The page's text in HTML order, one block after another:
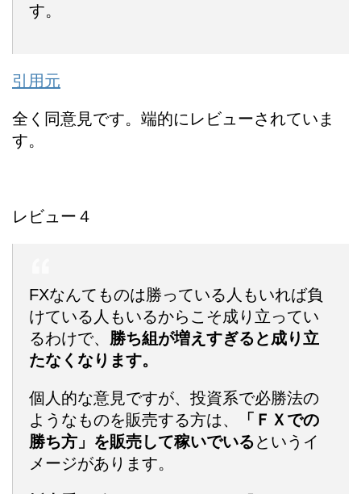
す。
引用元
全く同意見です。端的にレビューされていま
す。
レビュー４
FXなんてものは勝っている人もいれば負
けている人もいるからこそ成り立ってい
るわけで、 勝ち組が増えすぎると成り立
たなくなります。
個人的な意見ですが、投資系で必勝法の
ようなものを販売する方は、
「ＦＸでの
勝ち方」を販売して稼いでいるというイ
メージがあります。